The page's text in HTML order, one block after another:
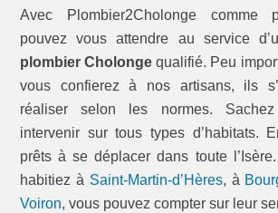
Avec Plombier2Cholonge comme
pouvez vous attendre au service
plombier Cholonge qualifié. Peu
vous confierez à nos artisans, ils
réaliser selon les normes. Sachez
intervenir sur tous types d’habitats.
prêts à se déplacer dans toute
habitiez à Saint-Martin-d’Hères, à
Voiron, vous pouvez compter sur leur